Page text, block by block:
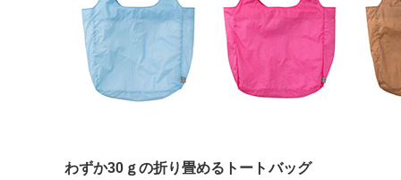
わずか30ｇの折り畳めるトートバッグ